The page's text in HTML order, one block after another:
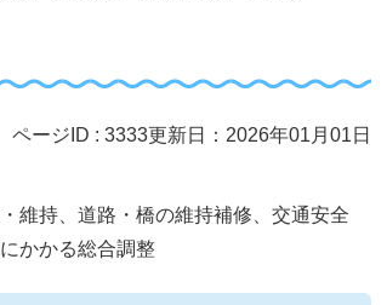
ページID : 3333更新日：2026年01月01日
維持、道路・橋の維持補修、交通安全
かかる総合調整